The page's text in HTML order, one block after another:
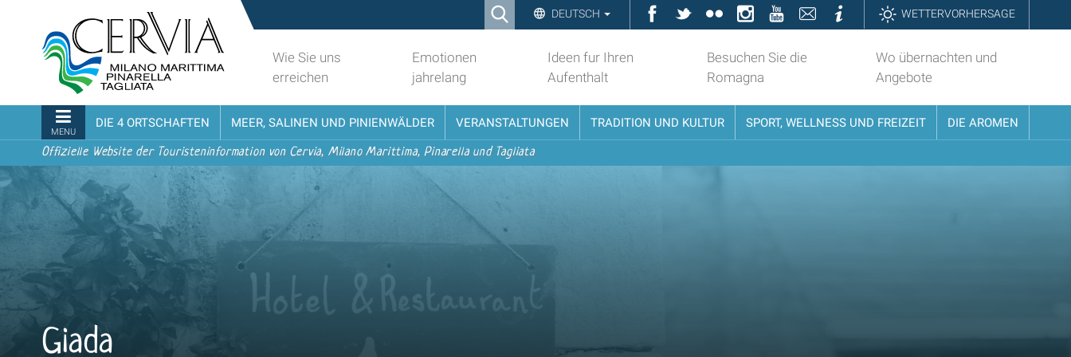
zur
Navigation
Ricerca DEUTSCH Facebook
TwitterFlickrInstagramYouTubeContattiInformazioniWETTERVORHERSAGE
turistico
ufficiale
Cervia,
Milano
Marittima,
Pinarella,
Tagliata
Wie Sie uns
erreichen
Emotionen
jahrelang
Ideen fur Ihren
Aufenthalt
Besuchen Sie die
Romagna
Wo übernachten und
Angebote
MENU
DIE 4 ORTSCHAFTEN MEER, SALINEN UND PINIENWÄLDER VERANSTALTUNGEN TRADITION UND KULTUR SPORT, WELLNESS UND FREIZEIT DIE AROMEN
Offizielle Website der Touristeninformation von Cervia, Milano Marittima, Pinarella und Tagliata
Giada